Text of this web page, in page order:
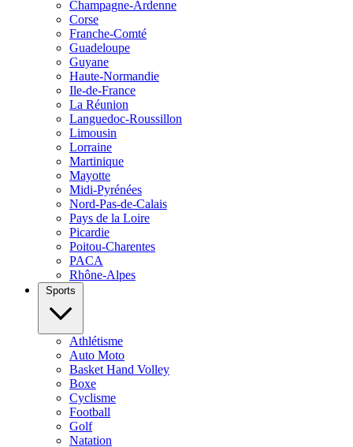
Champagne-Ardenne
Corse
Franche-Comté
Guadeloupe
Guyane
Haute-Normandie
Ile-de-France
La Réunion
Languedoc-Roussillon
Limousin
Lorraine
Martinique
Mayotte
Midi-Pyrénées
Nord-Pas-de-Calais
Pays de la Loire
Picardie
Poitou-Charentes
PACA
Rhône-Alpes
Sports
Athlétisme
Auto Moto
Basket Hand Volley
Boxe
Cyclisme
Football
Golf
Natation